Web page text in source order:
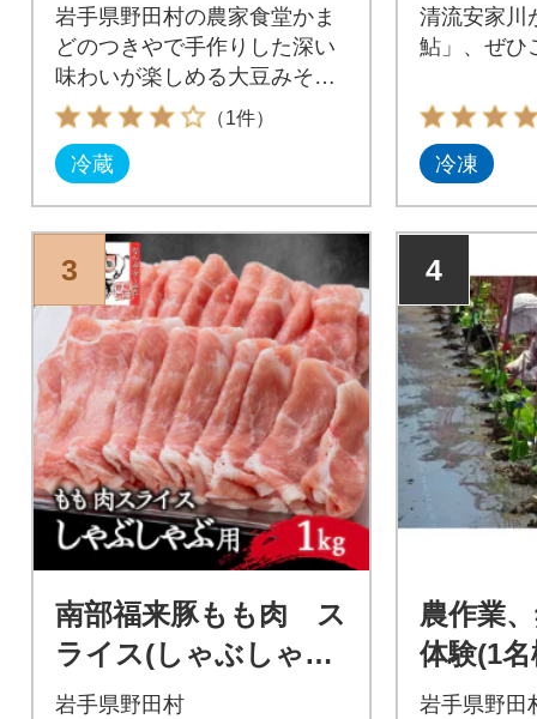
岩手県野田村の農家食堂かま
どのつきやで手作りした深い
味わいが楽しめる大豆みそ。
自家製味噌です!
（1件）
冷蔵
清流安家川
鮎」、ぜひ
冷凍
3
南部福来豚もも肉 ス
ライス(しゃぶしゃぶ
用)1kg
岩手県野田村
4
農作業
体験(1
岩手県野田